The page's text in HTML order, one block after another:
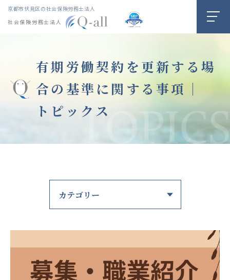
京都市伏見区の社会保険労務士法人
社会保険労務士法人
有期労働契約を更新する場
合の基準に関する事項｜
トピックス